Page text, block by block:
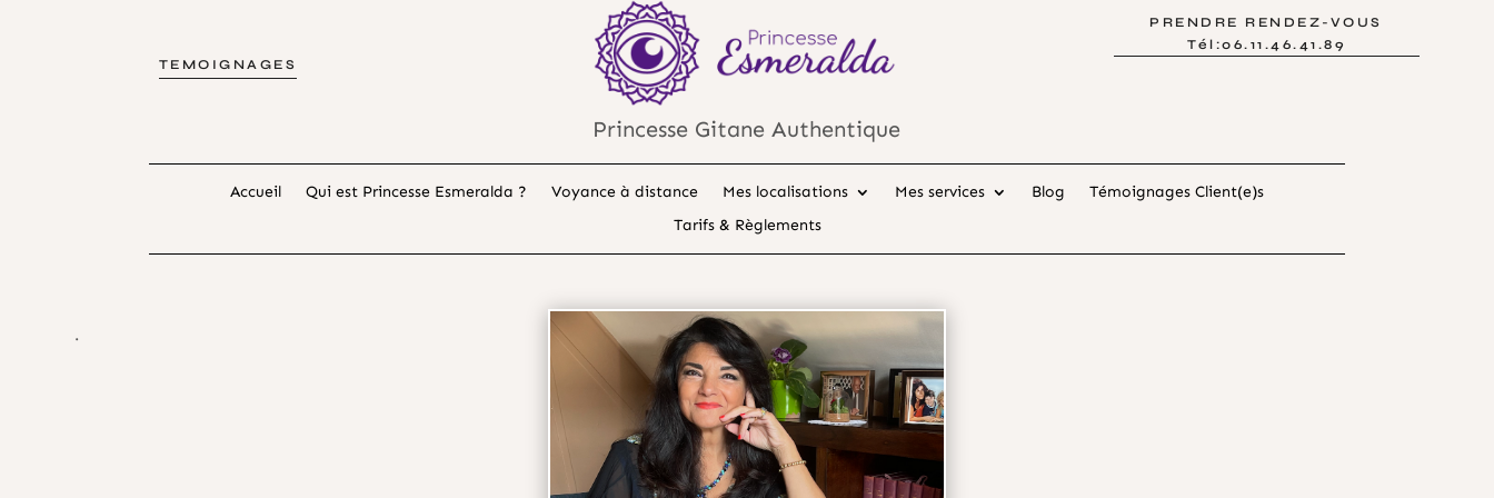
TEMOIGNAGES
Princesse Gitane Authentique
PRENDRE RENDEZ-VOUS
Tél:06.11.46.41.89
Accueil Qui est Princesse Esmeralda ? Voyance à distance Mes localisations Mes services Blog
Témoignages Client(e)s
Tarifs & Règlements
.